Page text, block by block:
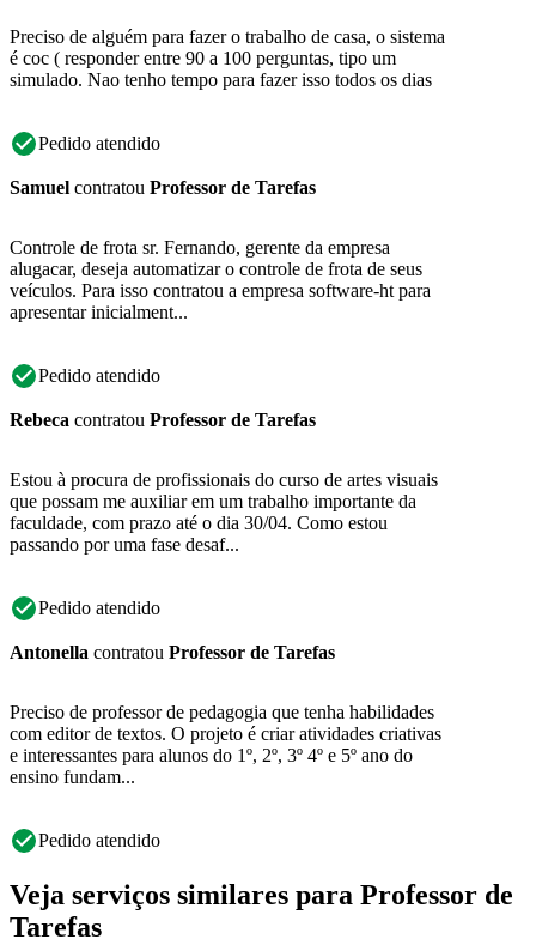
Preciso de alguém para fazer o trabalho de casa, o sistema
é coc ( responder entre 90 a 100 perguntas, tipo um
simulado. Nao tenho tempo para fazer isso todos os dias
Pedido atendido
Samuel contratou Professor de Tarefas
Controle de frota sr. Fernando, gerente da empresa
alugacar, deseja automatizar o controle de frota de seus
veículos. Para isso contratou a empresa software-ht para
apresentar inicialment...
Pedido atendido
Rebeca contratou Professor de Tarefas
Estou à procura de profissionais do curso de artes visuais
que possam me auxiliar em um trabalho importante da
faculdade, com prazo até o dia 30/04. Como estou
passando por uma fase desaf...
Pedido atendido
Antonella contratou Professor de Tarefas
Preciso de professor de pedagogia que tenha habilidades
com editor de textos. O projeto é criar atividades criativas
e interessantes para alunos do 1º, 2º, 3º 4º e 5º ano do
ensino fundam...
Pedido atendido
Veja serviços similares para Professor de
Tarefas